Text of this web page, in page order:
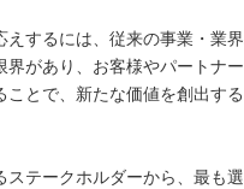
えするには、従来の事業・業
界があり、お客様やパートナ
ことで、新たな価値を創出す
ステークホルダーから、最も